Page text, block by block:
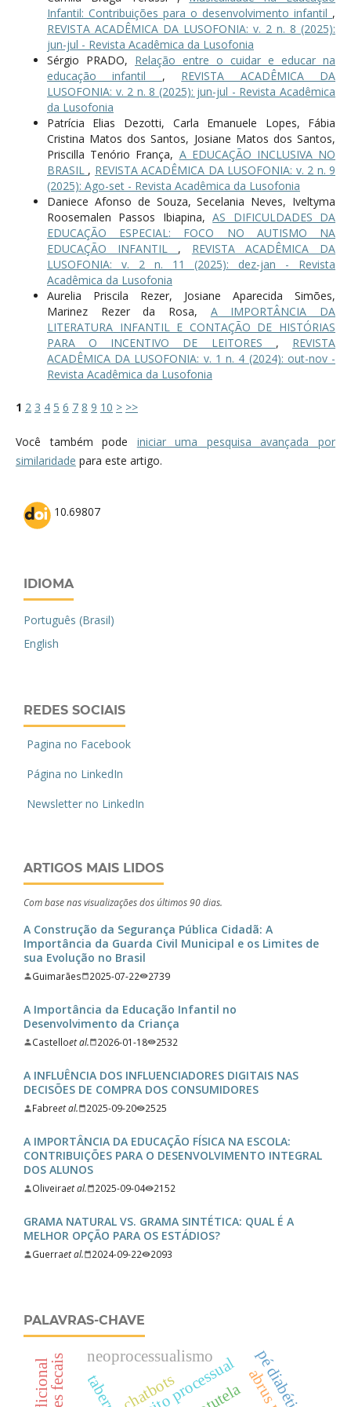
Infantil: Contribuições para o desenvolvimento infantil ,
REVISTA ACADÊMICA DA LUSOFONIA: v. 2 n. 8 (2025):
jun-jul - Revista Acadêmica da Lusofonia
Sérgio PRADO, Relação entre o cuidar e educar na
educação infantil , REVISTA ACADÊMICA DA
LUSOFONIA: v. 2 n. 8 (2025): jun-jul - Revista Acadêmica
da Lusofonia
Patrícia Elias Dezotti, Carla Emanuele Lopes, Fábia
Cristina Matos dos Santos, Josiane Matos dos Santos,
Priscilla Tenório França, A EDUCAÇÃO INCLUSIVA NO
BRASIL , REVISTA ACADÊMICA DA LUSOFONIA: v. 2 n. 9
(2025): Ago-set - Revista Acadêmica da Lusofonia
Daniece Afonso de Souza, Secelania Neves, Iveltyma
Roosemalen Passos Ibiapina,AS DIFICULDADES DA
EDUCAÇÃO ESPECIAL: FOCO NO AUTISMO NA
EDUCAÇÃO INFANTIL , REVISTA ACADÊMICA DA
LUSOFONIA: v. 2 n. 11 (2025): dez-jan - Revista
Acadêmica da Lusofonia
Aurelia Priscila Rezer, Josiane Aparecida Simões,
Marinez Rezer da Rosa, A IMPORTÂNCIA DA
LITERATURA INFANTIL E CONTAÇÃO DE HISTÓRIAS
PARA O INCENTIVO DE LEITORES , REVISTA
ACADÊMICA DA LUSOFONIA: v. 1 n. 4 (2024): out-nov -
Revista Acadêmica da Lusofonia
1 2 3 4 5 6 7 8 9 10 > >>
Você também pode iniciar uma pesquisa avançada por
similaridade para este artigo.
10.69807
IDIOMA
Português (Brasil)
English
REDES SOCIAIS
Pagina no Facebook
Página no LinkedIn
Newsletter no LinkedIn
ARTIGOS MAIS LIDOS
Com base nas visualizações dos últimos 90 dias.
A Construção da Segurança Pública Cidadã: A
Importância da Guarda Civil Municipal e os Limites de
sua Evolução no Brasil
Guimarães 2025-07-22 2739
A Importância da Educação Infantil no
Desenvolvimento da Criança
Castelloet al. 2026-01-18 2532
A INFLUÊNCIA DOS INFLUENCIADORES DIGITAIS NAS
DECISÕES DE COMPRA DOS CONSUMIDORES
Fabreet al. 2025-09-20 2525
A IMPORTÂNCIA DA EDUCAÇÃO FÍSICA NA ESCOLA:
CONTRIBUIÇÕES PARA O DESENVOLVIMENTO INTEGRAL
DOS ALUNOS
Oliveiraet al. 2025-09-04 2152
GRAMA NATURAL VS. GRAMA SINTÉTICA: QUAL É A
MELHOR OPÇÃO PARA OS ESTÁDIOS?
Guerraet al. 2024-09-22 2093
PALAVRAS-CHAVE
direito processual
neoprocessualismo
chatbots pé diabético